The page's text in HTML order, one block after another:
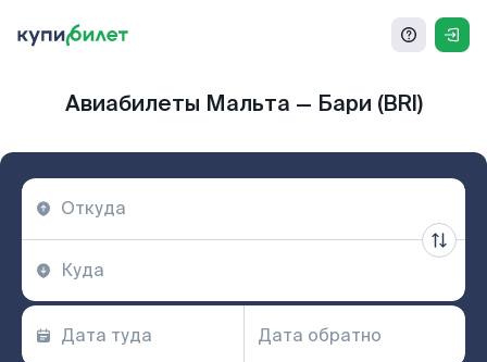
Авиабилеты Мальта — Бари (BRI)